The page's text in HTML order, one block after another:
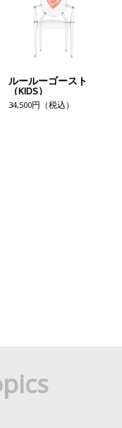
ルールーゴースト
（KIDS）
34,500円（税込）